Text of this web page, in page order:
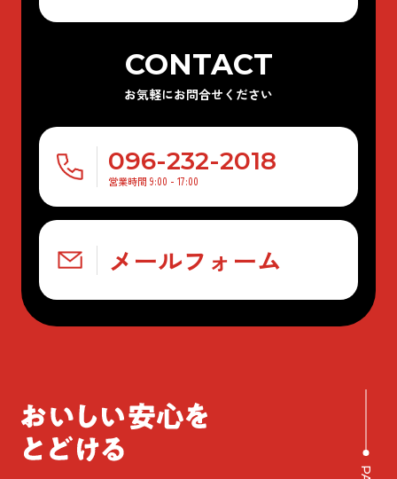
CONTACT
お気軽にお問合せください
096-232-2018
営業時間 9:00 - 17:00
メールフォーム